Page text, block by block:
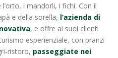
i mandorli, i fichi. Con il
e della sorella, l’azienda di
, e offre ai suoi clienti
esperienziale, con pranzi
ristoro, passeggiate nei